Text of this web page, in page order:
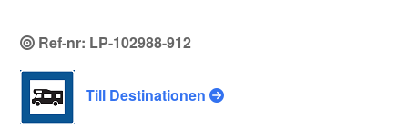
Ref-nr: LP-102988-912
Till Destinationen